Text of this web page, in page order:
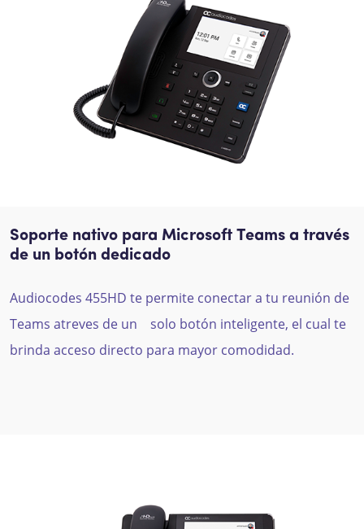
Soporte nativo para Microsoft Teams a través
de un botón dedicado
Audiocodes 455HD te permite conectar a tu reunión de
Teams atreves de un solo botón inteligente, el cual te
brinda acceso directo para mayor comodidad.